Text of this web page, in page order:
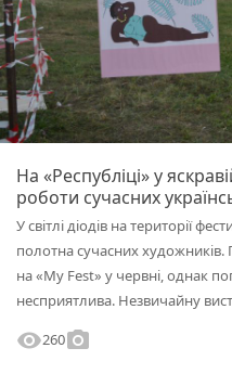
На «Республіці» у
роботи сучасних
У світлі діодів на території
полотна сучасних
на «My Fest» у червні, однак
несприятлива. Незвичайну
visibility260photo_camera